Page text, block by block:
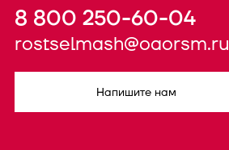
8 800 250-60-04
rostselmash@oaorsm.ru
Напишите нам